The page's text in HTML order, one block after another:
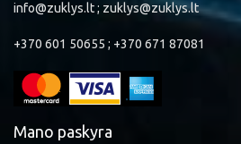
info@zuklys.lt ; zuklys@zuklys.lt
+370 601 50655 ; +370 671 87081
Mano paskyra